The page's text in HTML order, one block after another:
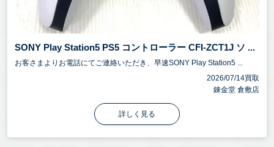
SONY Play Station5 PS5 コントローラー CFI-ZCT1J ソ ...
お客さまよりお電話にてご連絡いただき、早速SONY Play Station5 ...
2026/07/14買取
錬金堂 倉敷店
詳しく見る